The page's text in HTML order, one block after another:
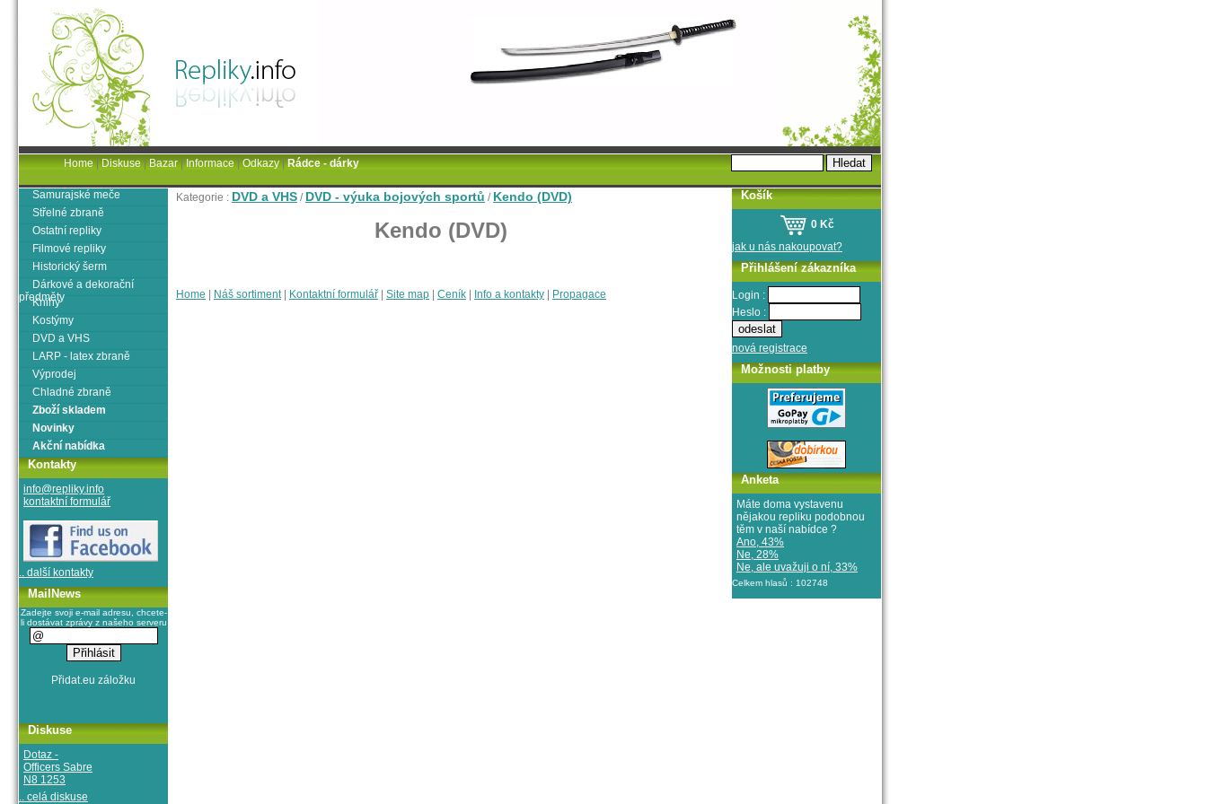
Kategorie : DVD a VHS / DVD - výuka bojových sportů / Kendo (DVD)
Kendo (DVD)
Home Náš sortiment| Kontaktní formulář Site map Ceník Info a kontakty Propagace
Samurajské meče
Střelné zbraně
Ostatní repliky
Filmové repliky
Historický šerm
Dárkové a dekorační
předměty
Knihy
Kostýmy
DVD a VHS
LARP - latex zbraně
Výprodej
Chladné zbraně
Zboží skladem
Novinky
Akční nabídka
Kontakty
info@repliky.info
kontaktní formulář
.. další kontakty
MailNews
Zadejte svoji e-mail adresu, chcete-
li dostávat zprávy z našeho serveru
Diskuse
Dotaz -
Officers Sabre
N8 1253
.. celá diskuse
Košík
0 Kč
jak u nás nakoupovat?
Přihlášení zákazníka
Login :
Heslo :
nová registrace
Možnosti platby
Anketa
Máte doma vystavenu
nějakou repliku podobnou
těm v naší nabídce ?
Ano, 43%
Ne, 28%
Ne, ale uvažuji o ní, 33%
Celkem hlasů : 102748
Home|Diskuse|Bazar|Informace|Odkazy|Rádce - dárky